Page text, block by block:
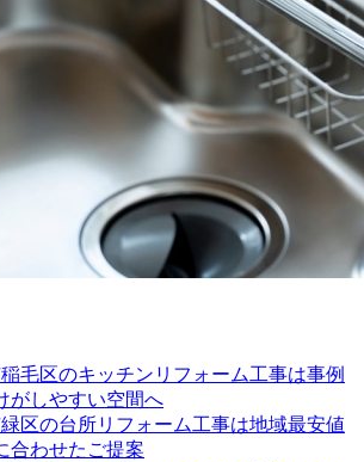
毛区のキッチンリフォーム工事は事例
がしやすい空間へ
区の台所リフォーム工事は地域最安値
合わせたご提案